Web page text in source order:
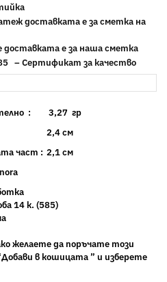
доставката е за сметка на
доставката е за наша сметка
– Сертификат за качество
:
3,27 гр
2,4 см
част : 2,1 см
14 к. (585)
желаете да поръчате този
в кошицата ” и изберете